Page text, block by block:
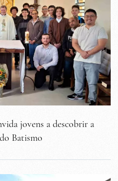
jovens a descobrir a
Batismo